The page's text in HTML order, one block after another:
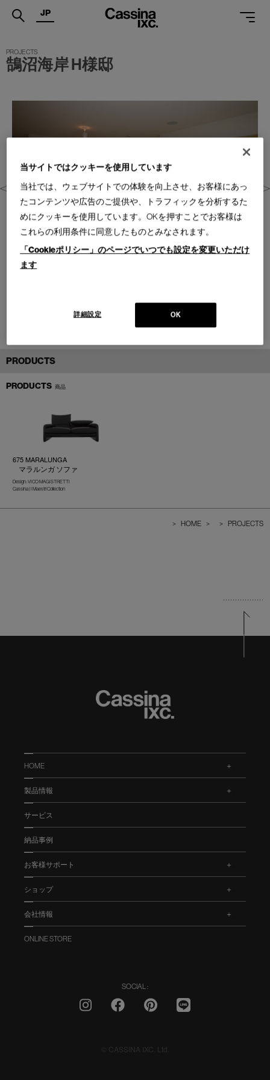
.
PRODUCTS
SUPPORT
SHOPS
CATALOGUES
PROFESSIONAL
JP
鵠沼海岸 H様邸
PRODUCTS
PRODUCTS 商品
675 MARALUNGA
マラルンガ ソファ
Design : VICO MAGISTRETTI
Cassina | I Maestri Collection
> HOME > > PROJECTS
HOME
製品情報
サービス
納品事例
お客様サポート
ショップ
会社情報
ONLINE STORE
SOCIAL :
© CASSINA IXC. Ltd.
当サイトではクッキーを使用しています
当社では、ウェブサイトでの体験を向上させ、お客様にあっ
たコンテンツや広告のご提供や、トラフィックを分析するた
めにクッキーを使用しています。OKを押すことでお客様は
これらの利用条件に同意したものとみなされます。
「Cookieポリシー」のページでいつでも設定を変更いただけ
ます
OK
詳細設定